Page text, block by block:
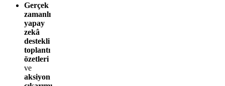
Gerçek
zamanlı
yapay
zekâ
destekli
toplantı
özetleri
ve
aksiyon